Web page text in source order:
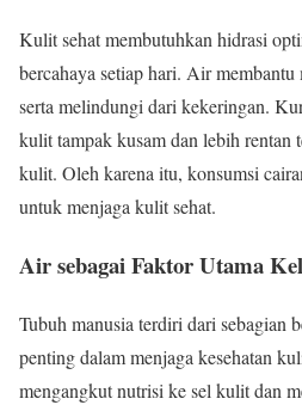
Kulit sehat membutuhkan hidrasi
bercahaya setiap hari. Air
serta melindungi dari kekeringan.
kulit tampak kusam dan lebih rentan
kulit. Oleh karena itu, konsumsi
untuk menjaga kulit sehat.
Air sebagai Faktor Utama
Tubuh manusia terdiri dari sebagian
penting dalam menjaga kesehatan
mengangkut nutrisi ke sel kulit dan